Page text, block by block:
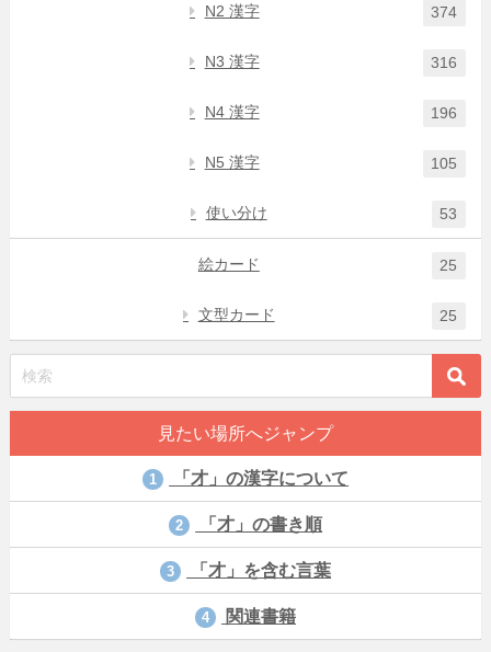
N2 漢字 374
N3 漢字 316
N4 漢字 196
N5 漢字 105
使い分け 53
絵カード 25
文型カード 25
見たい場所へジャンプ
1 「才」の漢字について
2 「才」の書き順
3 「才」を含む言葉
4 関連書籍